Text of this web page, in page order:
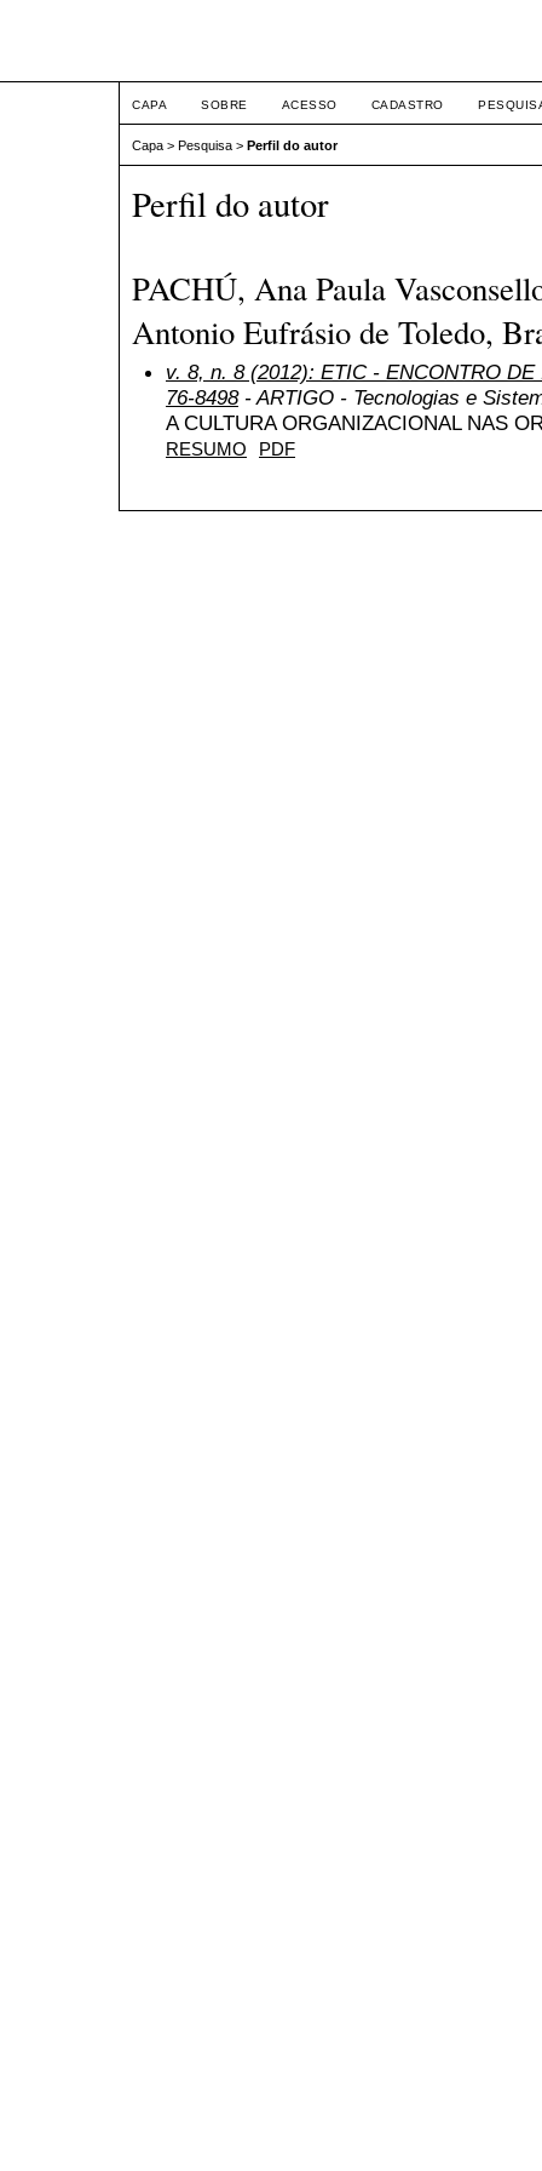
CAPA SOBRE ACESSO CADASTRO
Capa > Pesquisa > Perfil do autor
Perfil do autor
PACHÚ, Ana Paula
Antonio Eufrásio de Toledo,
v. 8, n. 8 (2012): ETIC - ENCONTRO
76-8498- ARTIGO - Tecnologias e
A CULTURA ORGANIZACIONAL NAS
RESUMO PDF